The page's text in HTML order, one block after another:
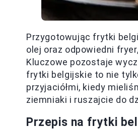
Przygotowując frytki
olej oraz odpowiedni
Kluczowe pozostaje
frytki belgijskie to nie
przyjaciółmi, kiedy
ziemniaki i ruszajcie do
Przepis na frytki